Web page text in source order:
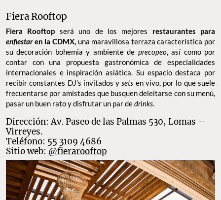
Fiera Rooftop
Fiera Rooftop será uno de los mejores restaurantes para
enfiestaren la CDMX,una maravillosa terraza característica por
su decoración bohemia y ambiente de precopeo, así como por
contar con una propuesta gastronómica de especialidades
internacionales e inspiración asiática. Su espacio destaca por
recibir constantes DJ’s invitados ysets en vivo, por lo que suele
frecuentarse por amistades que busquen deleitarse con su menú,
pasar un buen rato y disfrutar un par dedrinks.
Dirección: Av. Paseo de las Palmas 530, Lomas –
Virreyes.
Teléfono: 55 3109 4686
Sitio web: @fierarooftop